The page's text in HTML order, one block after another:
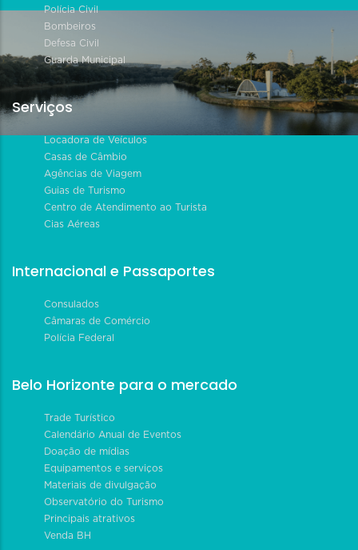
Polícia Civil
Bombeiros
Defesa Civil
Guarda Municipal
Serviços
Locadora de Veículos
Casas de Câmbio
Agências de Viagem
Guias de Turismo
Centro de Atendimento ao Turista
Cias Aéreas
Internacional e Passaportes
Consulados
Câmaras de Comércio
Polícia Federal
Belo Horizonte para o mercado
Trade Turístico
Calendário Anual de Eventos
Doação de mídias
Equipamentos e serviços
Materiais de divulgação
Observatório do Turismo
Principais atrativos
Venda BH